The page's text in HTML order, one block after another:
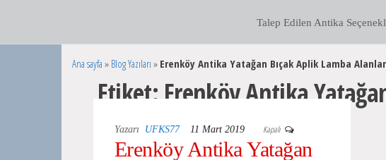
Talep Edilen Antika
Ana sayfa » Blog Yazıları » Erenköy Antika Yatağan Bıçak Aplik Lamba Alanlar
Etiket: Erenköy Antika
Yazarı UFKS77 11 Mart 2019 Kapalı
Erenköy Antika Yatağan